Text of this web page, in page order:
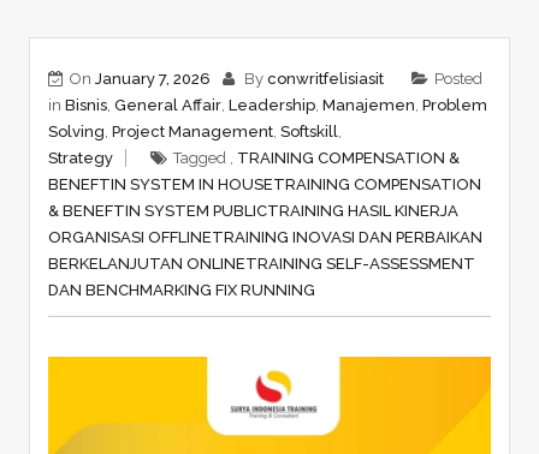
On January 7, 2026 By conwritfelisiasit
Posted
in Bisnis, General Affair, Leadership, Manajemen, Problem
Solving, Project Management, Softskill,
Strategy
Tagged , TRAINING COMPENSATION &
BENEFTIN SYSTEM IN HOUSETRAINING COMPENSATION
& BENEFTIN SYSTEM PUBLICTRAINING HASIL KINERJA
ORGANISASI OFFLINETRAINING INOVASI DAN PERBAIKAN
BERKELANJUTAN ONLINETRAINING SELF-ASSESSMENT
DAN BENCHMARKING FIX RUNNING